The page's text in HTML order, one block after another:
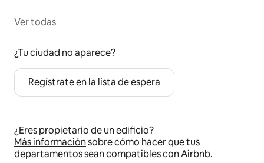
Ver todas
¿Tu ciudad no aparece?
Regístrate en la lista de espera
¿Eres propietario de un edificio?
Más informaciónsobre cómo hacer que tus
departamentos sean compatibles con Airbnb.